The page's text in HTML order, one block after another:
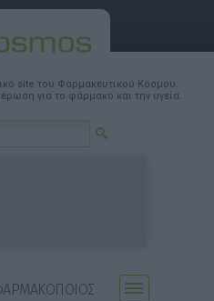
site του Φαρμακευτικού Κόσμου.
για το φάρμακο και την υγεία.